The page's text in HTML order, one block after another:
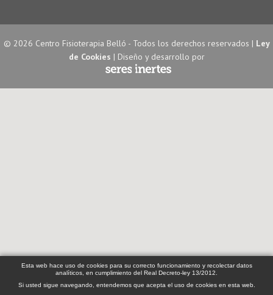
© 2026 Centro Fisioterapia Belló - Todos los derechos reservados | Ley
de Cookies | Diseño y desarrollo por
Esta web hace uso de cookies para su correcto funcionamiento y recolectar datos
analíticos, en cumplimiento del Real Decreto-ley 13/2012.
Si usted sigue navegando, entendemos que acepta el uso de cookies en esta web.